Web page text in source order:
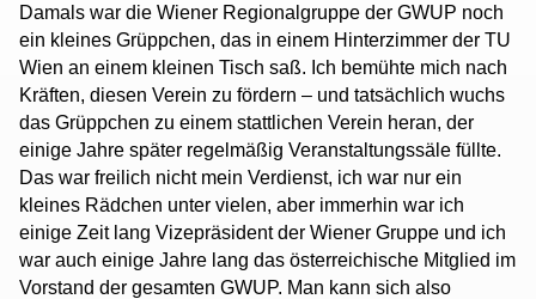
Damals war die Wiener Regionalgruppe der GWUP noch
ein kleines Grüppchen, das in einem Hinterzimmer der TU
Wien an einem kleinen Tisch saß. Ich bemühte mich nach
Kräften, diesen Verein zu fördern – und tatsächlich wuchs
das Grüppchen zu einem stattlichen Verein heran, der
einige Jahre später regelmäßig Veranstaltungssäle füllte.
Das war freilich nicht mein Verdienst, ich war nur ein
kleines Rädchen unter vielen, aber immerhin war ich
einige Zeit lang Vizepräsident der Wiener Gruppe und ich
war auch einige Jahre lang das österreichische Mitglied im
Vorstand der gesamten GWUP. Man kann sich also